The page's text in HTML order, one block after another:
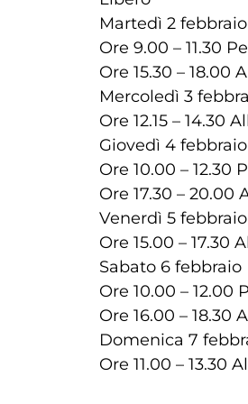
Martedì 2 febbraio
Ore 9.00 – 11.30
Ore 15.30 –
Mercoledì 3
Ore 12.15 – 14.30
Giovedì 4 febbraio
Ore 10.00 – 12.30
Ore 17.30 –
Venerdì 5 febbraio
Ore 15.00 – 17.30
Sabato 6 febbraio
Ore 10.00 –
Ore 16.00 –
Domenica 7
Ore 11.00 – 13.30